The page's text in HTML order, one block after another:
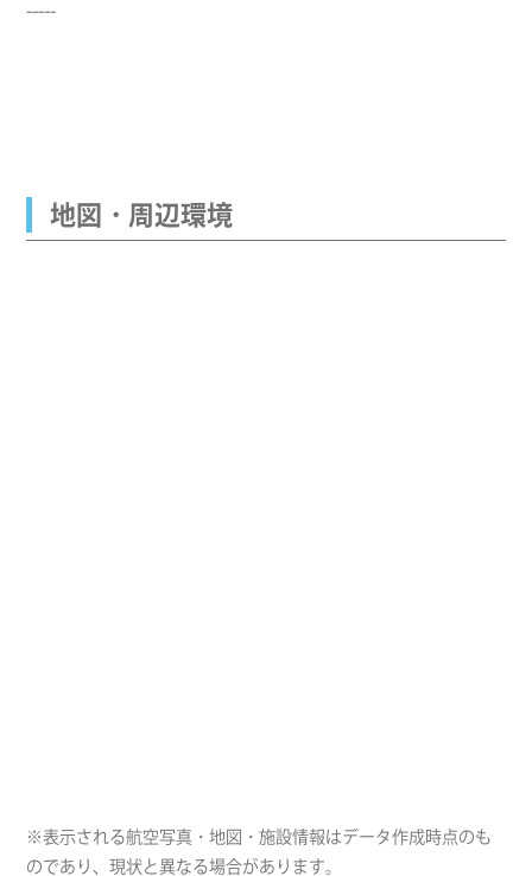
-----
地図・周辺環境
※表示される航空写真・地図・施設情報はデータ作成時点のも
のであり、現状と異なる場合があります。